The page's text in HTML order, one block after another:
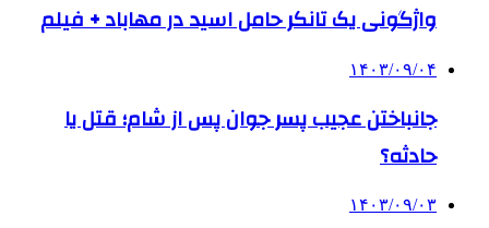
واژگونی یک تانکر حامل اسید در مهاباد + فیلم
۱۴۰۳/۰۹/۰۴
جانباختن عجیب پسر جوان پس از شام؛ قتل یا
حادثه؟
۱۴۰۳/۰۹/۰۳